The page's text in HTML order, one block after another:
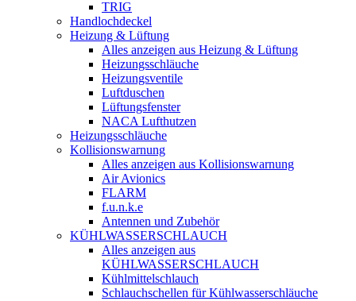
TRIG
Handlochdeckel
Heizung & Lüftung
Alles anzeigen aus Heizung & Lüftung
Heizungsschläuche
Heizungsventile
Luftduschen
Lüftungsfenster
NACA Lufthutzen
Heizungsschläuche
Kollisionswarnung
Alles anzeigen aus Kollisionswarnung
Air Avionics
FLARM
f.u.n.k.e
Antennen und Zubehör
KÜHLWASSERSCHLAUCH
Alles anzeigen aus
KÜHLWASSERSCHLAUCH
Kühlmittelschlauch
Schlauchschellen für Kühlwasserschläuche